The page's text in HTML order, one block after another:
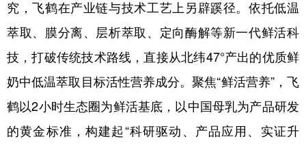
究，飞鹤在产业链与技术工艺上另辟蹊径。依托低温
萃取、膜分离、层析萃取、定向酶解等新一代鲜活科
技，打破传统技术路线，直接从北纬47°产出的优质鲜
奶中低温萃取目标活性营养成分。聚焦“鲜活营养”，飞
鹤以2小时生态圈为鲜活基底，以中国母乳为产品研发
的黄金标准，构建起“科研驱动、产品应用、实证升